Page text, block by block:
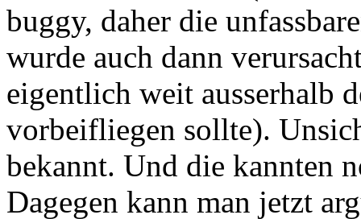
buggy, daher die
wurde auch dann
eigentlich weit ausserhalb
vorbeifliegen sollte).
bekannt. Und die kannten
Dagegen kann man jetzt